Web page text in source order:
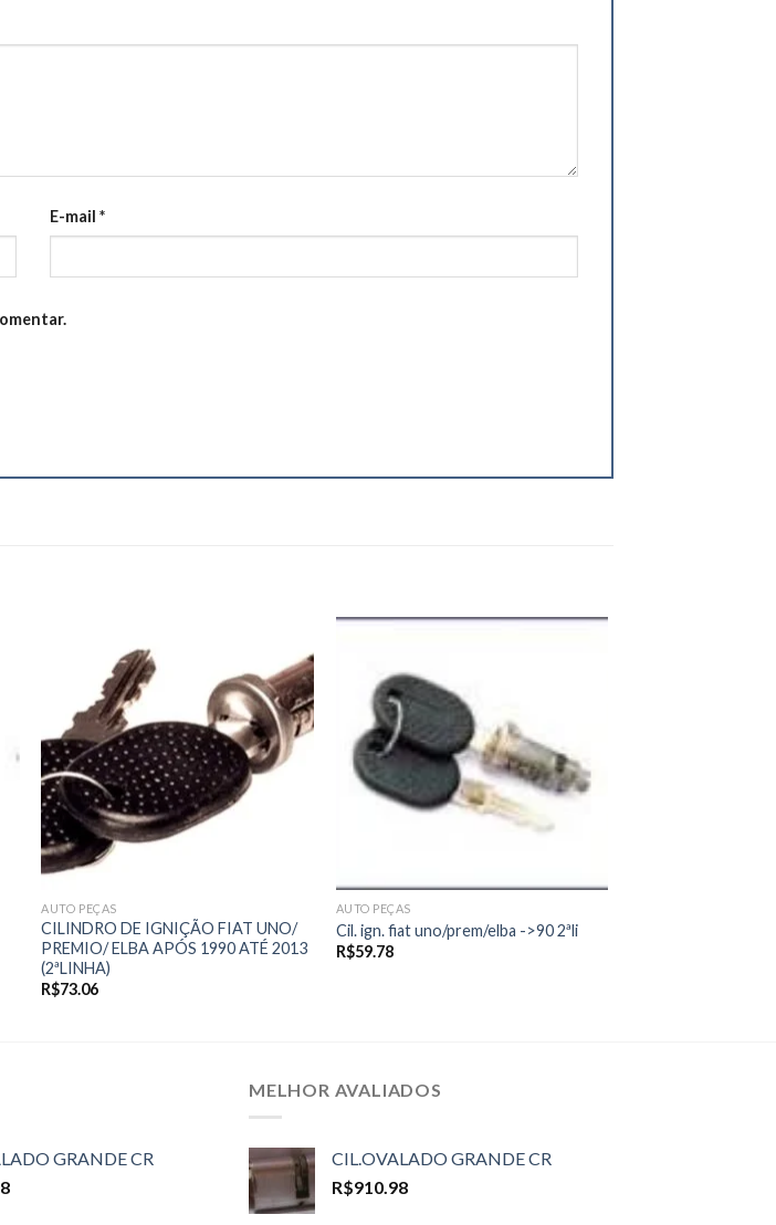
E-mail *
Add to
wishlist
AUTO PEÇAS
CILINDRO DE IGNIÇÃO FIAT UNO/
PREMIO/ ELBA APÓS 1990 ATÉ 2013
(2ªLINHA)
R$73.06
AUTO PEÇAS
Cil. ign. fiat uno/prem/elba ->90 2ªli
R$59.78
GRANDE CR
MELHOR AVALIADOS
CIL.OVALADO GRANDE CR
R$910.98